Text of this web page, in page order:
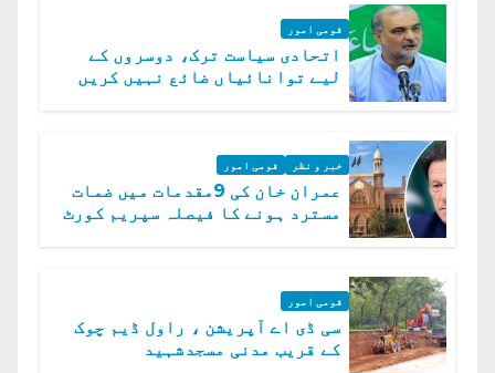
قومی امور
اتحادی سیاست ترک، دوسروں کے
لیے توانائیاں ضائع نہیں کریں
خبر و نظر قومی امور
عمران خان کی 9مقدمات میں ضمات
مسترد ہونے کا فیصلہ سپریم کورٹ
قومی امور
سی ڈی اے آپریشن ، راول ڈیم چوک
کے قریب مدنی مسجدشہید